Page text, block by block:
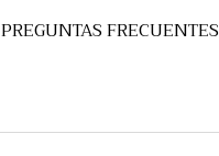
PREGUNTAS FRECUENTES